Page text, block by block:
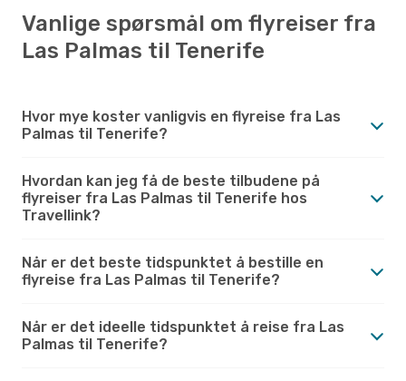
Vanlige spørsmål om flyreiser fra
Las Palmas til Tenerife
Hvor mye koster vanligvis en flyreise fra Las
Palmas til Tenerife?
Hvordan kan jeg få de beste tilbudene på
flyreiser fra Las Palmas til Tenerife hos
Travellink?
Når er det beste tidspunktet å bestille en
flyreise fra Las Palmas til Tenerife?
Når er det ideelle tidspunktet å reise fra Las
Palmas til Tenerife?